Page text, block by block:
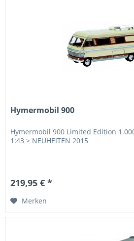
Hymermobil 900
Hymermobil 900 Limited Edition
1:43 > NEUHEITEN 2015
219,95 € *
Merken